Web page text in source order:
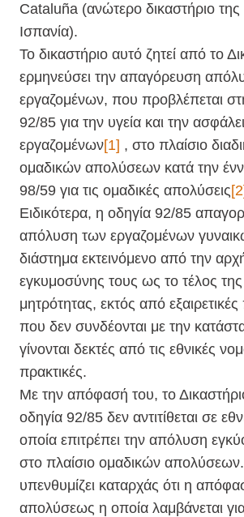
Cataluña (ανώτερο δικαστήριο της
Ισπανία).
Το δικαστήριο αυτό ζητεί από το
ερμηνεύσει την απαγόρευση
εργαζομένων, που προβλέπεται
92/85 για την υγεία και την
εργαζομένων[1] , στο πλαίσιο
ομαδικών απολύσεων κατά την
98/59 για τις ομαδικές απολύσεις
Ειδικότερα, η οδηγία 92/85
απόλυση των εργαζομένων
διάστημα εκτεινόμενο από την
εγκυμοσύνης τους ως το τέλος της
μητρότητας, εκτός από
που δεν συνδέονται με την
γίνονται δεκτές από τις εθνικές
πρακτικές.
Με την απόφασή του, το Δικαστήριο
οδηγία 92/85 δεν αντιτίθεται σε
οποία επιτρέπει την απόλυση
στο πλαίσιο ομαδικών απολύσεων.
υπενθυμίζει καταρχάς ότι η
απολύσεως η οποία λαμβάνεται